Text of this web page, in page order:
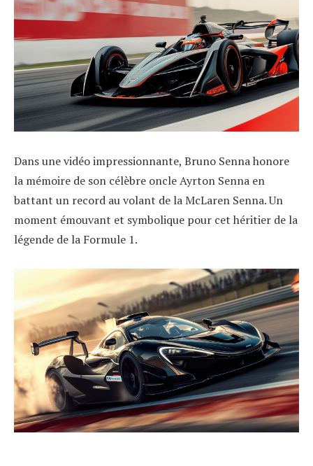
Dans une vidéo impressionnante, Bruno Senna honore
la mémoire de son célèbre oncle Ayrton Senna en
battant un record au volant de la McLaren Senna. Un
moment émouvant et symbolique pour cet héritier de la
légende de la Formule 1.